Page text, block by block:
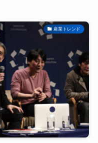
産業トレンド